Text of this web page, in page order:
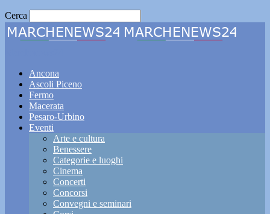
Cerca
Ancona
Ascoli Piceno
Fermo
Macerata
Pesaro-Urbino
Eventi
Arte e cultura
Benessere
Categorie e luoghi
Cinema
Concerti
Concorsi
Convegni e seminari